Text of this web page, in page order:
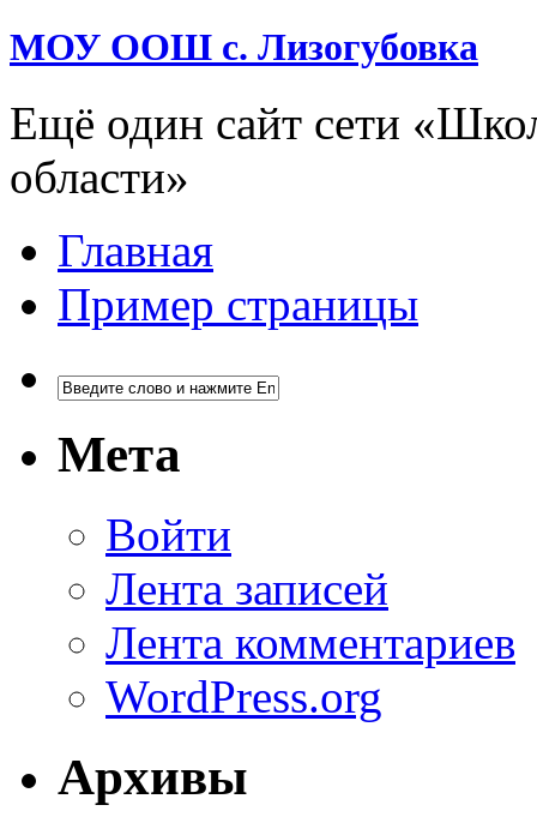
МОУ ООШ с. Лизогубовка
Ещё один сайт сети
области»
Главная
Пример страницы
Мета
Войти
Лента записей
Лента комментариев
WordPress.org
Архивы